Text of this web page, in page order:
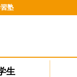
塾
生